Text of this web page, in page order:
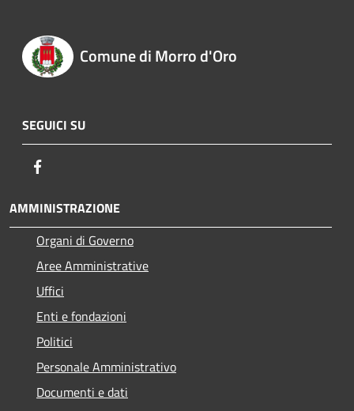
Comune di Morro d'Oro
SEGUICI SU
AMMINISTRAZIONE
Organi di Governo
Aree Amministrative
Uffici
Enti e fondazioni
Politici
Personale Amministrativo
Documenti e dati